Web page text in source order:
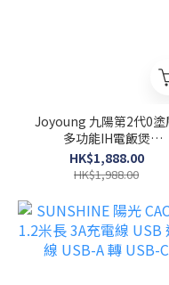
Joyoung 九陽第2代0塗
多功能IH電飯煲
(HIHRC2408K)
HK$1,888.00
HK$1,988.00